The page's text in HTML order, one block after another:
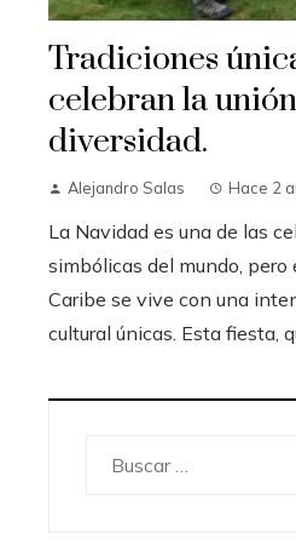
Tradiciones
celebran la
diversidad.
Alejandro Salas Hace 2
La Navidad es una de las
simbólicas del mundo,
Caribe se vive con una
cultural únicas. Esta fiesta,